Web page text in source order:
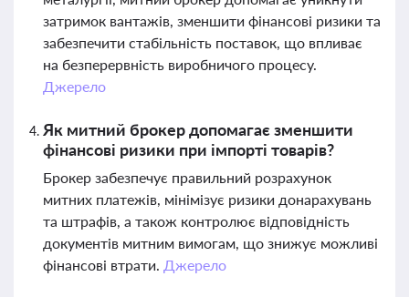
затримок вантажів, зменшити фінансові ризики та
забезпечити стабільність поставок, що впливає
на безперервність виробничого процесу.
Джерело
Як митний брокер допомагає зменшити
фінансові ризики при імпорті товарів?
Брокер забезпечує правильний розрахунок
митних платежів, мінімізує ризики донарахувань
та штрафів, а також контролює відповідність
документів митним вимогам, що знижує можливі
фінансові втрати. Джерело